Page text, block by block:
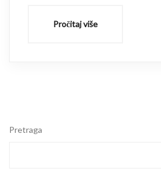
Pročitaj više
Pretraga